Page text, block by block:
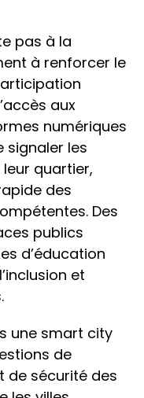
pas à la
à renforcer le
aux
numériques
signaler les
quartier,
des
Des
publics
d’éducation
et
une smart city
de
de sécurité des